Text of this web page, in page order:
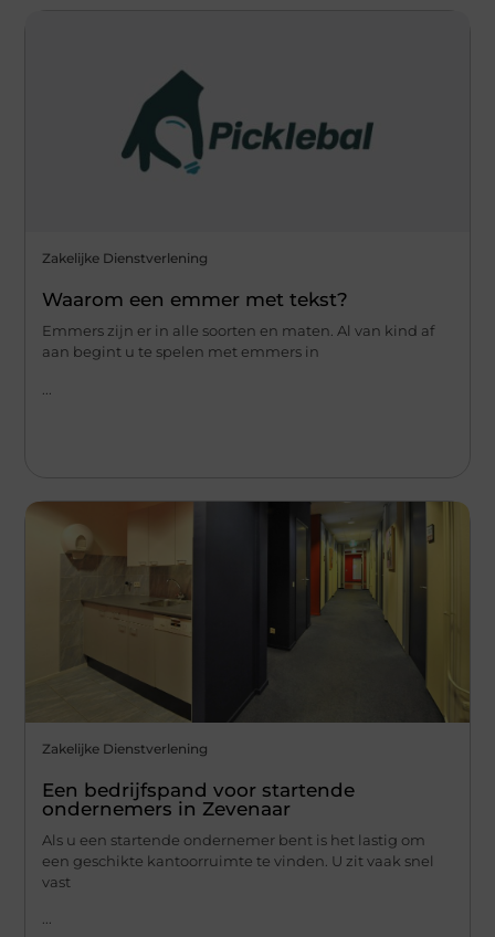
Zakelijke Dienstverlening
Waarom een emmer met tekst?
Emmers zijn er in alle soorten en maten. Al van kind af
aan begint u te spelen met emmers in
Zakelijke Dienstverlening
Een bedrijfspand voor startende
ondernemers in Zevenaar
Als u een startende ondernemer bent is het lastig om
een geschikte kantoorruimte te vinden. U zit vaak snel
vast